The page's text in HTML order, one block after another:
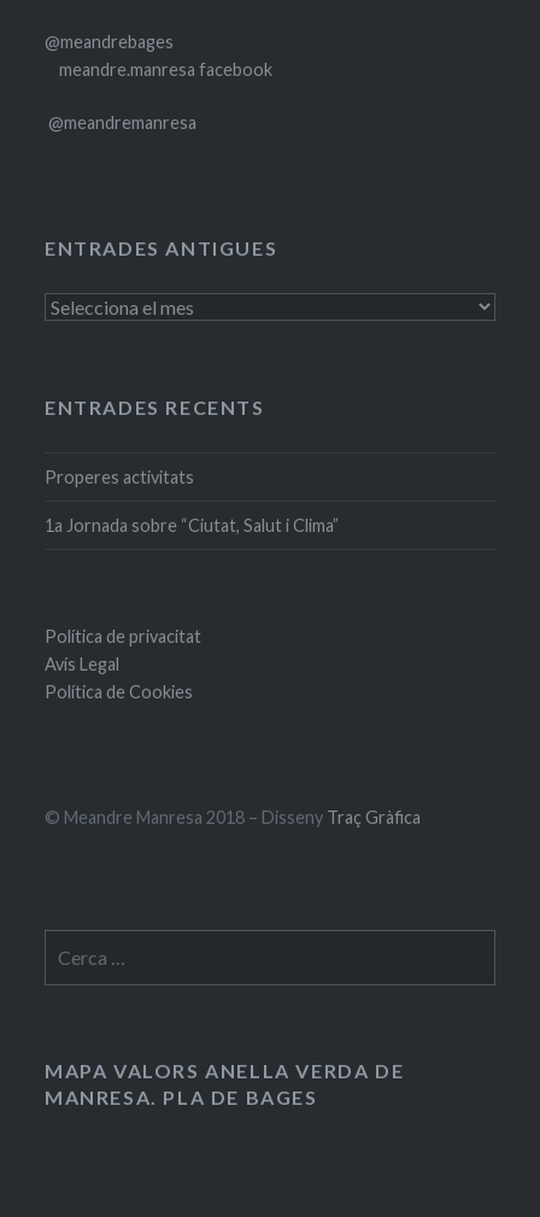
@meandrebages
meandre.manresa facebook
@meandremanresa
ENTRADES ANTIGUES
Entrades
ENTRADES RECENTS
Properes activitats
1a Jornada sobre “Ciutat, Salut i Clima”
Política de privacitat
Avís Legal
Política de Cookies
© Meandre Manresa 2018 – Disseny Traç Gràfica
MAPA VALORS ANELLA VERDA DE
MANRESA. PLA DE BAGES